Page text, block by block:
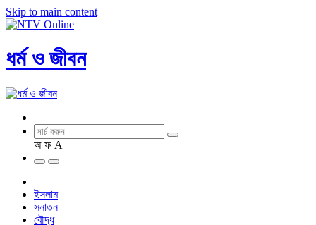
Skip to main content
ধর্ম ও জীবন
অ ফ A
ইসলাম
সনাতন
বৌদ্ধ